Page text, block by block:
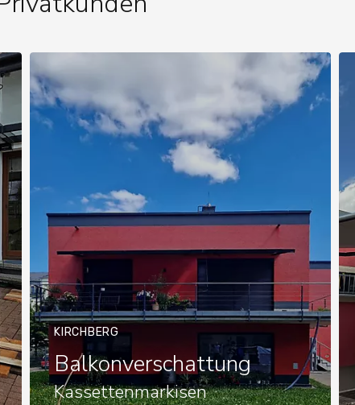
KIRCHBERG
Balkonverschattung
Kassettenmarkisen